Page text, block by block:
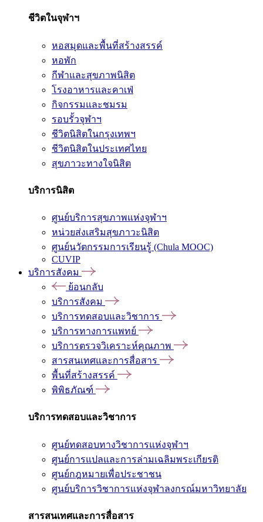
ชีวิตในจุฬาฯ
หอสมุดและพื้นที่สร้างสรรค์
หอพัก
กีฬาและสุขภาพนิสิต
โรงอาหารและคาเฟ่
กิจกรรมและชมรม
รอบรั้วจุฬาฯ
ชีวิตนิสิตในกรุงเทพฯ
ชีวิตนิสิตในประเทศไทย
สุขภาวะทางใจนิสิต
บริการนิสิต
ศูนย์บริการสุขภาพแห่งจุฬาฯ
หน่วยส่งเสริมสุขภาวะนิสิต
ศูนย์นวัตกรรมการเรียนรู้ (Chula MOOC)
CUVIP
บริการสังคม
ย้อนกลับ
บริการสังคม
บริการทดสอบและวิชาการ
บริการทางการแพทย์
บริการตรวจวิเคราะห์คุณภาพ
สารสนเทศและการสื่อสาร
พื้นที่สร้างสรรค์
พิพิธภัณฑ์
บริการทดสอบและวิชาการ
ศูนย์ทดสอบทางวิชาการแห่งจุฬาฯ
ศูนย์การแปลและการล่ามเฉลิมพระเกียรติ
ศูนย์กฎหมายเพื่อประชาชน
ศูนย์บริการวิชาการแห่งจุฬาลงกรณ์มหาวิทยาลัย
สารสนเทศและการสื่อสาร